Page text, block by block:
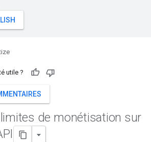
utile ?
de monétisation sur